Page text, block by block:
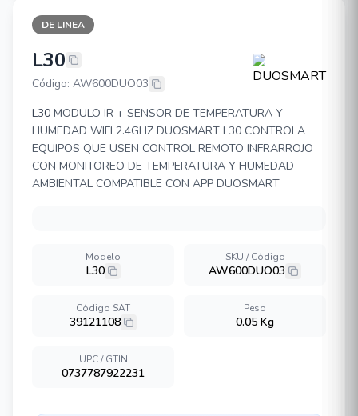
DE LINEA
DUOSMART L30
L30
Código: AW600DUO03
L30 MODULO IR + SENSOR DE TEMPERATURA Y
HUMEDAD WIFI 2.4GHZ DUOSMART L30 CONTROLA
EQUIPOS QUE USEN CONTROL REMOTO INFRARROJO
CON MONITOREO DE TEMPERATURA Y HUMEDAD
AMBIENTAL COMPATIBLE CON APP DUOSMART
Modelo
L30
SKU / Código
AW600DUO03
Código SAT
39121108
Peso
0.05 Kg
UPC / GTIN
0737787922231